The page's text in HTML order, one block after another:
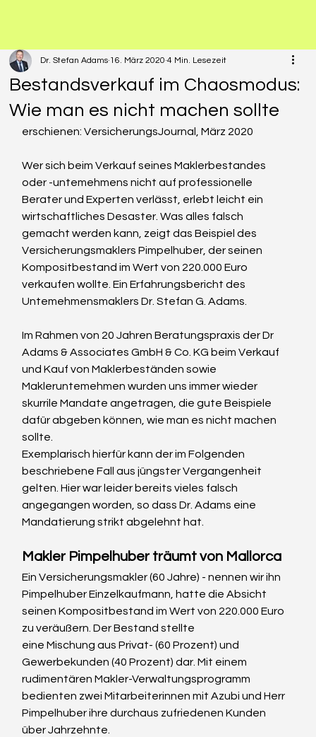
Bestandsverkauf im Chaosmodus:
Wie man es nicht machen sollte
Dr. Stefan Adams 16. März 2020 4 Min. Lesezeit
erschienen: VersicherungsJournal, März 2020
Wer sich beim Verkauf seines Maklerbestandes
oder -untemehmens nicht auf professionelle
Berater und Experten verlässt, erlebt leicht ein
wirtschaftliches Desaster. Was alles falsch
gemacht werden kann, zeigt das Beispiel des
Versicherungsmaklers Pimpelhuber, der seinen
Kompositbestand im Wert von 220.000 Euro
verkaufen wollte. Ein Erfahrungsbericht des
Untemehmensmaklers Dr. Stefan G. Adams.
Im Rahmen von 20 Jahren Beratungspraxis der Dr
Adams & Associates GmbH & Co. KG beim Verkauf
und Kauf von Maklerbeständen sowie
Makleruntemehmen wurden uns immer wieder
skurrile Mandate angetragen, die gute Beispiele
dafür abgeben können, wie man es nicht machen
sollte.
Exemplarisch hierfür kann der im Folgenden
beschriebene Fall aus jüngster Vergangenheit
gelten. Hier war leider bereits vieles falsch
angegangen worden, so dass Dr. Adams eine
Mandatierung strikt abgelehnt hat.
Makler Pimpelhuber träumt von Mallorca
Ein Versicherungsmakler (60 Jahre) - nennen wir ihn
Pimpelhuber Einzelkaufmann, hatte die Absicht
seinen Kompositbestand im Wert von 220.000 Euro
zu veräußern. Der Bestand stellte
eine Mischung aus Privat- (60 Prozent) und
Gewerbekunden (40 Prozent) dar. Mit einem
rudimentären Makler-Verwaltungsprogramm
bedienten zwei Mitarbeiterinnen mit Azubi und Herr
Pimpelhuber ihre durchaus zufriedenen Kunden
über Jahrzehnte.